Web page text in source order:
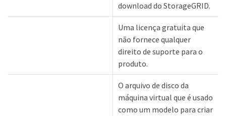
download do StorageGRID.
Uma licença gratuita que
não fornece qualquer
direito de suporte para o
produto.
O arquivo de disco da
máquina virtual que é usado
como um modelo para criar